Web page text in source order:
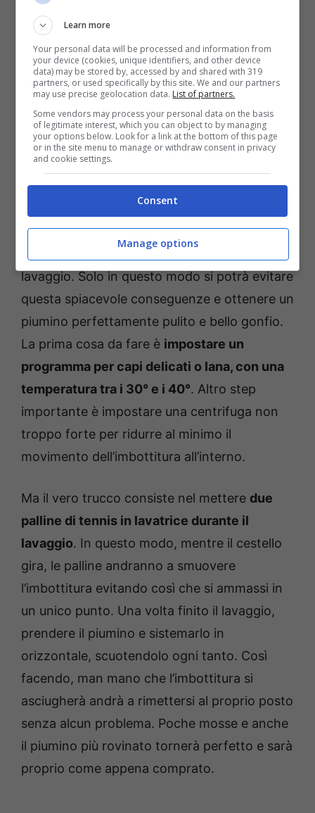
Come sistemare un piumino che appare svuotato dopo il
Per evitare che questo accada, ci sono alcune
accortezze da fare prima, durante e dopo il
lavaggio. Solo in questo modo si potrà evitare
questa spiacevole conseguenze e ottenere un
piumino perfettamente pulito e bello gonfio.
La prima cosa da fare è impostare un
programma per capi delicati o lana, con una
temperatura tra i 30° e i 40°. Altro step
importante è impostare una centrifuga non
troppo forte per ridurre al minimo il
movimento dell’imbottitura all’interno.
Ma il vero trucco consiste nel mettere due
palline di tennis in lavatrice durante il
lavaggio. In questo modo, mentre il cestello
gira, le palline andranno a smuovere
l’imbottitura evitando così che si ammassi in
un unico punto. Una volta finito il lavaggio,
prendere il piumino e sistemarlo in
orizzontale, scuotendolo ogni tanto. Così
facendo, man mano che l’imbottitura si
asciugherà andrà a rimettersi al proprio posto
senza alcun problema. Poche mosse e anche
il piumino più rovinato tornerà perfetto e sarà
proprio come appena comprato.
Learn more
Your personal data will be processed and information from
your device (cookies, unique identifiers, and other device
data) may be stored by, accessed by and shared with 319
partners, or used specifically by this site. We and our partners
may use precise geolocation data. List of partners.
Some vendors may process your personal data on the basis
of legitimate interest, which you can object to by managing
your options below. Look for a link at the bottom of this page
or in the site menu to manage or withdraw consent in privacy
and cookie settings.
Consent
Manage options